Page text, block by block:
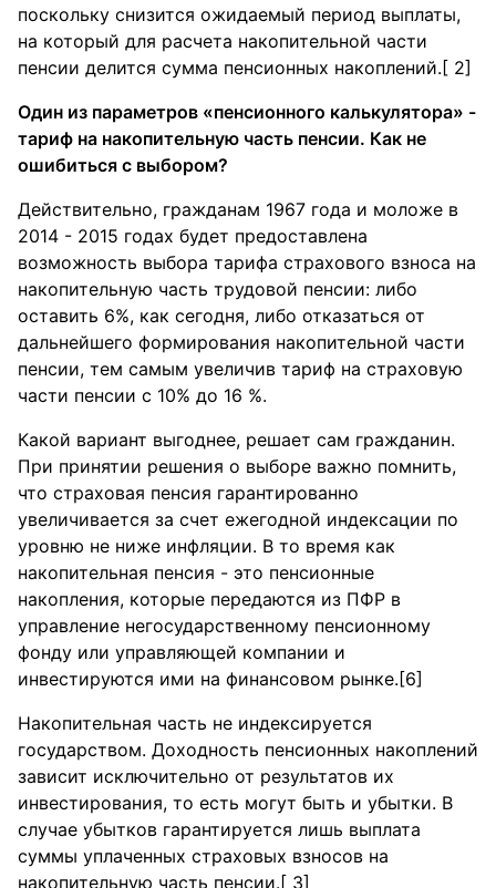
поскольку снизится ожидаемый период выплаты,
на который для расчета накопительной части
пенсии делится сумма пенсионных накоплений.[ 2]
Один из параметров «пенсионного калькулятора» -
тариф на накопительную часть пенсии. Как не
ошибиться с выбором?
Действительно, гражданам 1967 года и моложе в
2014 - 2015 годах будет предоставлена
возможность выбора тарифа страхового взноса на
накопительную часть трудовой пенсии: либо
оставить 6%, как сегодня, либо отказаться от
дальнейшего формирования накопительной части
пенсии, тем самым увеличив тариф на страховую
части пенсии с 10% до 16 %.
Какой вариант выгоднее, решает сам гражданин.
При принятии решения о выборе важно помнить,
что страховая пенсия гарантированно
увеличивается за счет ежегодной индексации по
уровню не ниже инфляции. В то время как
накопительная пенсия - это пенсионные
накопления, которые передаются из ПФР в
управление негосударственному пенсионному
фонду или управляющей компании и
инвестируются ими на финансовом рынке.[6]
Накопительная часть не индексируется
государством. Доходность пенсионных накоплений
зависит исключительно от результатов их
инвестирования, то есть могут быть и убытки. В
случае убытков гарантируется лишь выплата
суммы уплаченных страховых взносов на
накопительную часть пенсии.[ 3]